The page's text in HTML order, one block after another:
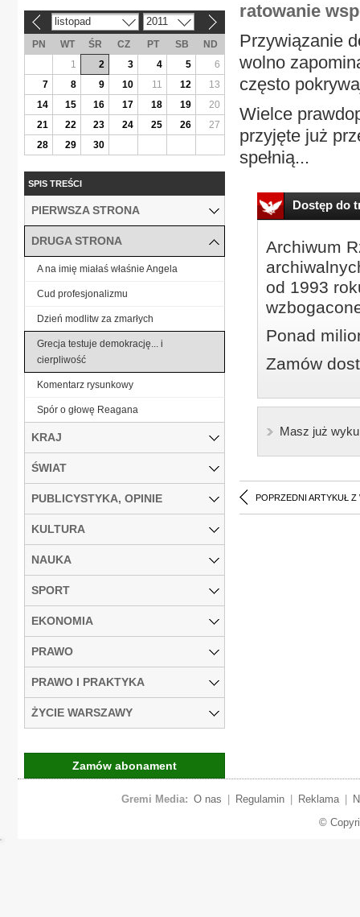
ratowanie
Przywiązanie
wolno
często
Wielce
przyjęte już
spełnią...
Dostęp do
Archiwum
od 1993
Ponad
Zamów
Masz już
POPRZEDNI ARTYKUŁ Z
listopad 2011
PN WT ŚR CZ PT SB
ND
1
2 3 4 5
6
7
8 9 10 11 12
13
14
15 16 17 18 19
20
21
22 23 24 25 26
27
28
29 30
SPIS TREŚCI
PIERWSZA STRONA
DRUGA STRONA
A na imię miałaś właśnie Angela
Cud profesjonalizmu
Dzień modlitw za zmarłych
Grecja testuje demokrację... i
cierpliwość
Komentarz rysunkowy
Spór o głowę Reagana
KRAJ
ŚWIAT
PUBLICYSTYKA, OPINIE
KULTURA
NAUKA
SPORT
EKONOMIA
PRAWO
PRAWO I PRAKTYKA
ŻYCIE WARSZAWY
Zamów abonament
Gremi Media: O nas Regulamin Reklama
©